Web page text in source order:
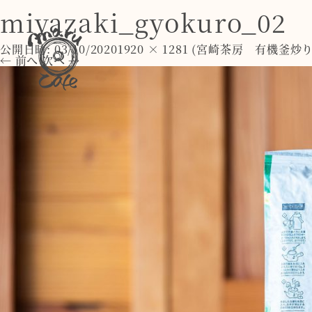
miyazaki_gyokuro_02
公開日時: 03/10/20201920 × 1281 (宮崎茶房 有機釜炒
← 前へ 次へ →